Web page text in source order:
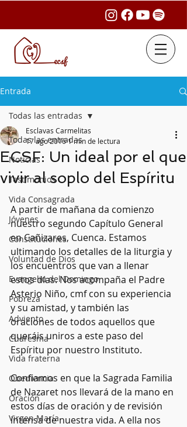
Entrada
Todas las entradas
Noticias
Testimonios
Vida Consagrada
Jóvenes
Constituciones
Voluntad de Dios
Evangelio del Domingo
Pobreza
Adviento
Cuaresma
Vida fraterna
Obediencia
Oración
Virgen María
Todas las entradas
ECSF: Un ideal por el que
vivir al soplo del Espíritu
Esclavas Carmelitas
17 ago 2016 1 min de lectura
A partir de mañana da comienzo
nuestro segundo Capítulo General
en Cañizares, Cuenca. Estamos
ultimando los detalles de la liturgia y
los encuentros que van a llenar
estos días. Nos acompaña el Padre
Asterio Niño, cmf con su experiencia
y su amistad, y también las
oraciones de todos aquellos que
queráis uniros a este paso del
Espíritu por nuestro Instituto.
Confiamos en que la Sagrada Familia
de Nazaret nos llevará de la mano en
estos días de oración y de revisión
intensa de nuestra vida. A ella nos